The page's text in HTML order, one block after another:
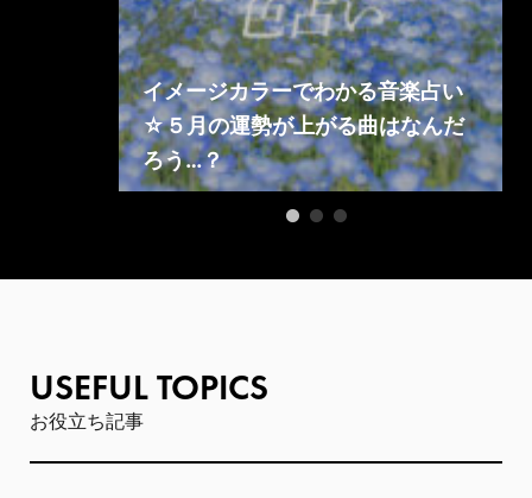
イメージカラーでわかる音楽占い
☆５月の運勢が上がる曲はなんだ
ろう…？
USEFUL TOPICS
お役立ち記事